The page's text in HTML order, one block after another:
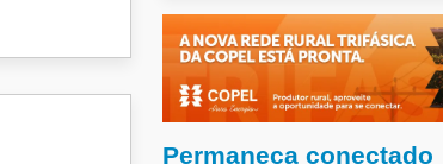
Permaneça conectado